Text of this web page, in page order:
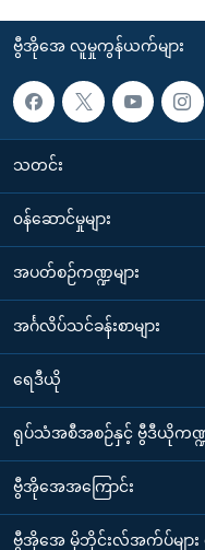
ဗွီအိုအေ လူမှုကွန်ယက်များ
သတင်း
၀န်ဆောင်မှုများ
အပတ်စဉ်ကဏ္ဍများ
အင်္ဂလိပ်သင်ခန်းစာများ
ရေဒီယို
ရုပ်သံအစီအစဉ်နှင့် ဗွီဒီယိုကဏ္ဍ
ဗွီအိုအေအကြောင်း
ဗွီအိုအေ မိုဘိုင်းလ်အက်ပ်များ